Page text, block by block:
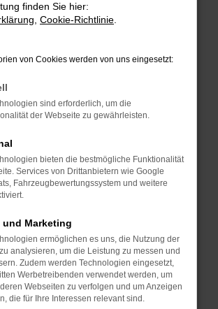
deine Firewall und deine
Webseiten, zum Beispiel deine
wie Werbeblocker,
Laden bestimmter Seiten
Funktioniert die Seite in einem
oder in einem privaten
Gerät neu.
manchmal helfen, vorübergehende
dass dein Browser und dein
auf dem neuesten Stand
Software birgt nicht nur ein
sondern kann auch dazu
bestimmte Funktionen nicht mehr
finden Sie hier:
Cookie-Richtlinie
von Cookies werden von uns eingesetzt:
sind erforderlich, um die
der Webseite zu gewährleisten.
bieten die bestmögliche Funktionalität
Services von Drittanbietern wie Google
Fahrzeugbewertungssystem und weitere
Marketing
ermöglichen es uns, die Nutzung der
analysieren, um die Leistung zu messen und
Zudem werden Technologien eingesetzt,
Werbetreibenden verwendet werden, um
Webseiten zu verfolgen und um Anzeigen
die für Ihre Interessen relevant sind.